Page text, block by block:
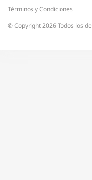
© Copyright 2026 Todos los
Términos y Condiciones